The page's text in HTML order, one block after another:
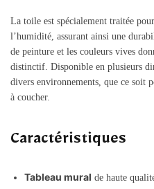
La toile est spécialement traitée
l’humidité, assurant ainsi une
de peinture et les couleurs vives
distinctif. Disponible en plusieurs
divers environnements, que ce soit
à coucher.
Caractéristiques
Tableau mural de haute